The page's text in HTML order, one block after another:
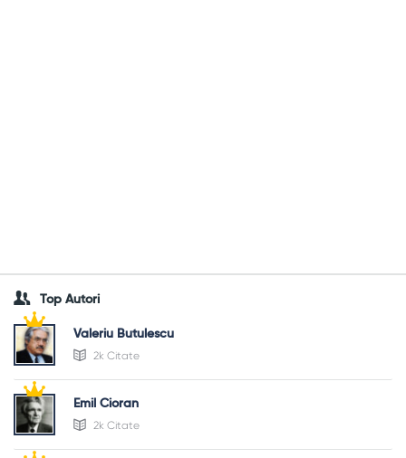
Top Autori
Valeriu Butulescu
2k Citate
Emil Cioran
2k Citate